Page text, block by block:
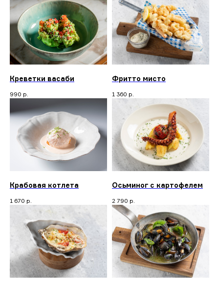
Креветки васаби
990 р.
Фритто мисто
1 360 р.
Крабовая котлета
1 670 р.
Осьминог с картофелем
2 790 р.